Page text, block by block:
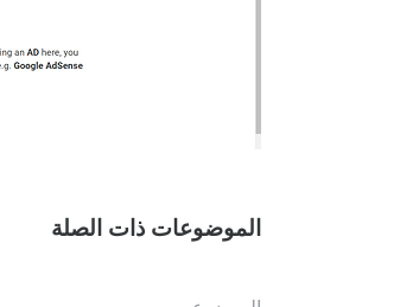
الموضوعات ذات الصلة